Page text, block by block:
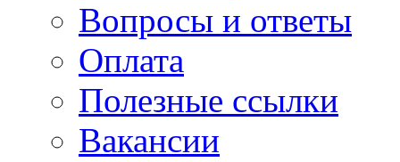
Вопросы и ответы
Оплата
Полезные ссылки
Вакансии